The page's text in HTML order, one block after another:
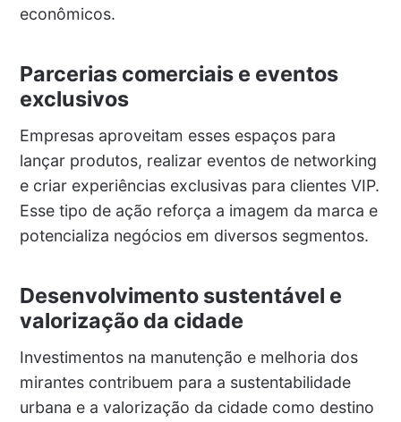
econômicos.
Parcerias comerciais e eventos
exclusivos
Empresas aproveitam esses espaços para
lançar produtos, realizar eventos de networking
e criar experiências exclusivas para clientes VIP.
Esse tipo de ação reforça a imagem da marca e
potencializa negócios em diversos segmentos.
Desenvolvimento sustentável e
valorização da cidade
Investimentos na manutenção e melhoria dos
mirantes contribuem para a sustentabilidade
urbana e a valorização da cidade como destino